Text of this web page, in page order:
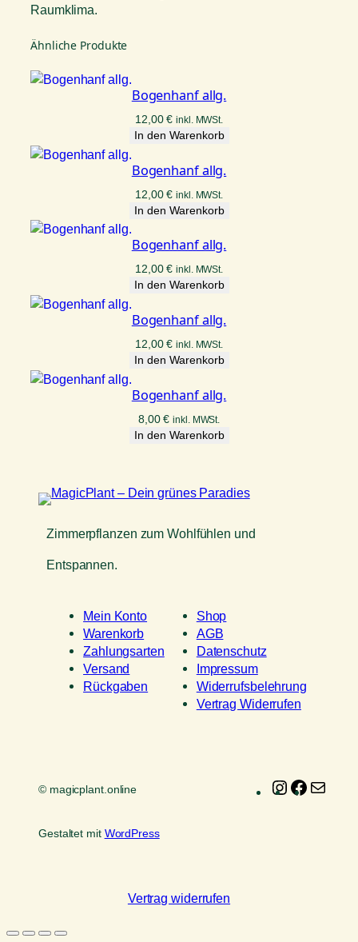
Raumklima.
Ähnliche Produkte
Bogenhanf allg.
12,00€ inkl. MWSt.
In den Warenkorb
Bogenhanf allg.
12,00€ inkl. MWSt.
In den Warenkorb
Bogenhanf allg.
12,00€ inkl. MWSt.
In den Warenkorb
Bogenhanf allg.
12,00€ inkl. MWSt.
In den Warenkorb
Bogenhanf allg.
8,00€ inkl. MWSt.
In den Warenkorb
Zimmerpflanzen zum Wohlfühlen und
Entspannen.
Mein Konto
Warenkorb
Zahlungsarten
Versand
Rückgaben
Shop
AGB
Datenschutz
Impressum
Widerrufsbelehrung
Vertrag Widerrufen
© magicplant.online Instagram
Gestaltet mit WordPress
Vertrag widerrufen